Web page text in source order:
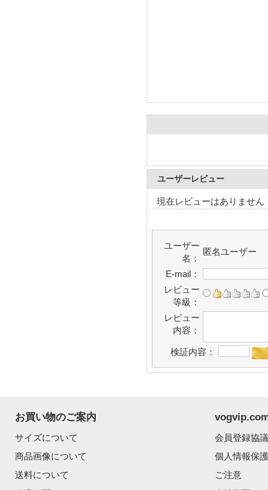
ユーザーレビュー
現在レビューはありません
ユーザー
名：
匿名ユーザー
E-mail：
レビュー
等級：
レビュー
内容：
検証内容：
お買い物のご案内
サイズについて
商品画像について
送料について
会員登録協
個人情報保
ご注意